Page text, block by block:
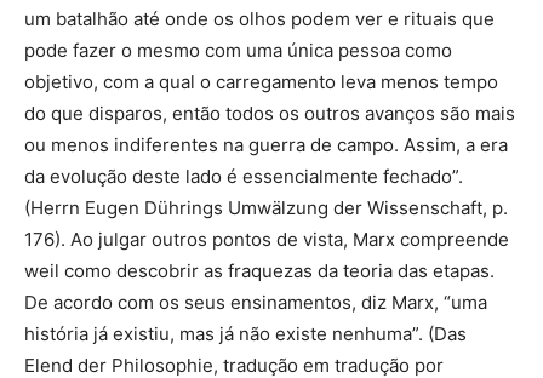
um batalhão até onde os olhos podem ver e rituais que
pode fazer o mesmo com uma única pessoa como
objetivo, com a qual o carregamento leva menos tempo
do que disparos, então todos os outros avanços são mais
ou menos indiferentes na guerra de campo. Assim, a era
da evolução deste lado é essencialmente fechado”.
(Herrn Eugen Dührings Umwälzung der Wissenschaft, p.
176). Ao julgar outros pontos de vista, Marx compreende
weil como descobrir as fraquezas da teoria das etapas.
De acordo com os seus ensinamentos, diz Marx, “uma
história já existiu, mas já não existe nenhuma”. (Das
Elend der Philosophie, tradução em tradução por